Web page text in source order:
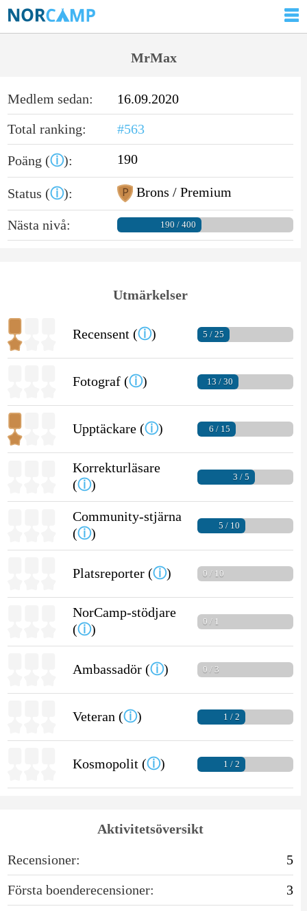
MrMax
Medlem sedan:
16.09.2020
Total ranking:
#563
Poäng (ⓘ): 190
Status (ⓘ): Brons / Premium
Nästa nivå: 190 / 400
Utmärkelser
Recensent (ⓘ) 5 / 25
Fotograf (ⓘ) 13 / 30
Upptäckare (ⓘ) 6 / 15
Korrekturläsare
(ⓘ)
3 / 5
Community-stjärna
(ⓘ)
5 / 10
Platsreporter (ⓘ) 0 / 10
NorCamp-stödjare
(ⓘ)
0 / 1
Ambassadör (ⓘ) 0 / 3
Veteran (ⓘ) 1 / 2
Kosmopolit (ⓘ) 1 / 2
Aktivitetsöversikt
Recensioner:
5
Första boenderecensioner:
3